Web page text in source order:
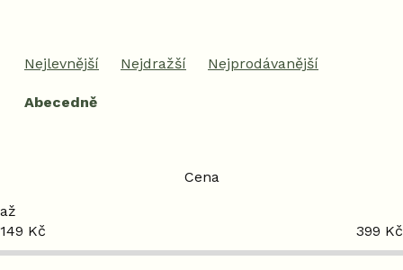
d
u
k
Nejlevnější Nejdražší Nejprodávanější
Abecedně
Cena
149 Kč 399 Kč